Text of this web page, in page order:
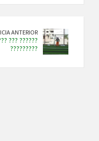
ANTERIOR
??? ??????
?????????